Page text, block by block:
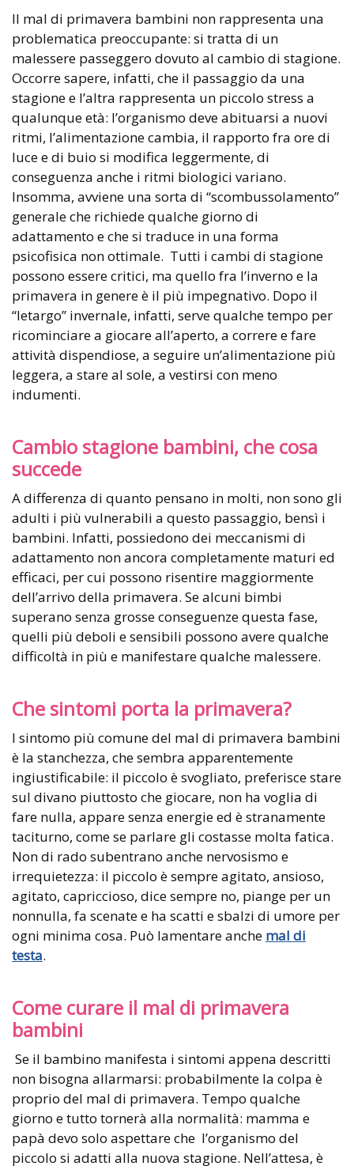
Il mal di primavera bambini non rappresenta una
problematica preoccupante: si tratta di un
malessere passeggero dovuto al cambio di stagione.
Occorre sapere, infatti, che il passaggio da una
stagione e l’altra rappresenta un piccolo stress a
qualunque età: l’organismo deve abituarsi a nuovi
ritmi, l’alimentazione cambia, il rapporto fra ore di
luce e di buio si modifica leggermente, di
conseguenza anche i ritmi biologici variano.
Insomma, avviene una sorta di “scombussolamento”
generale che richiede qualche giorno di
adattamento e che si traduce in una forma
psicofisica non ottimale. Tutti i cambi di stagione
possono essere critici, ma quello fra l’inverno e la
primavera in genere è il più impegnativo. Dopo il
“letargo” invernale, infatti, serve qualche tempo per
ricominciare a giocare all’aperto, a correre e fare
attività dispendiose, a seguire un’alimentazione più
leggera, a stare al sole, a vestirsi con meno
indumenti.
Cambio stagione bambini, che cosa
succede
A differenza di quanto pensano in molti, non sono gli
adulti i più vulnerabili a questo passaggio, bensì i
bambini. Infatti, possiedono dei meccanismi di
adattamento non ancora completamente maturi ed
efficaci, per cui possono risentire maggiormente
dell’arrivo della primavera. Se alcuni bimbi
superano senza grosse conseguenze questa fase,
quelli più deboli e sensibili possono avere qualche
difficoltà in più e manifestare qualche malessere.
Che sintomi porta la primavera?
l sintomo più comune del mal di primavera bambini
è la stanchezza, che sembra apparentemente
ingiustificabile: il piccolo è svogliato, preferisce stare
sul divano piuttosto che giocare, non ha voglia di
fare nulla, appare senza energie ed è stranamente
taciturno, come se parlare gli costasse molta fatica.
Non di rado subentrano anche nervosismo e
irrequietezza: il piccolo è sempre agitato, ansioso,
agitato, capriccioso, dice sempre no, piange per un
nonnulla, fa scenate e ha scatti e sbalzi di umore per
ogni minima cosa. Può lamentare anche mal di
testa.
Come curare il mal di primavera
bambini
Se il bambino manifesta i sintomi appena descritti
non bisogna allarmarsi: probabilmente la colpa è
proprio del mal di primavera. Tempo qualche
giorno e tutto tornerà alla normalità: mamma e
papà devo solo aspettare che l’organismo del
piccolo si adatti alla nuova stagione. Nell’attesa, è